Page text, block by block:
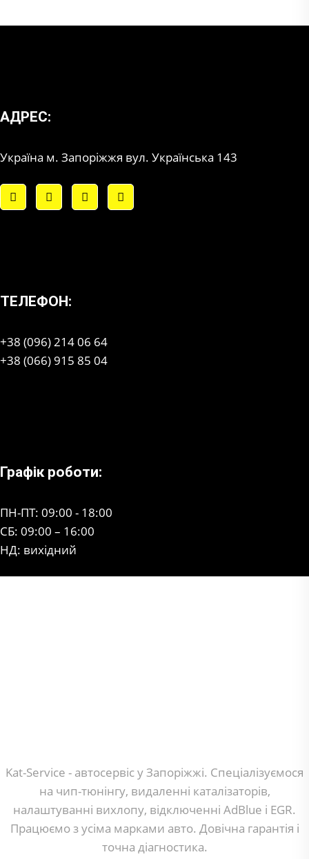
АДРЕС:
Україна м. Запоріжжя вул. Українська 143
ТЕЛЕФОН:
+38 (096) 214 06 64
+38 (066) 915 85 04
Графік роботи:
ПН-ПТ: 09:00 - 18:00
СБ: 09:00 – 16:00
НД: вихідний
Kat-Service - автосервіс у Запоріжжі. Спеціалізуємося
на чип-тюнінгу, видаленні каталізаторів,
налаштуванні вихлопу, відключенні AdBlue і EGR.
Працюємо з усіма марками авто. Довічна гарантія і
точна діагностика.